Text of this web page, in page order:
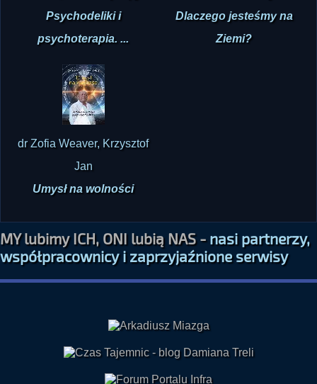
Psychodeliki i
psychoterapia. ...
Dlaczego jesteśmy na
Ziemi?
dr Zofia Weaver, Krzysztof
Jan
Umysł na wolności
MY lubimy ICH, ONI lubią NAS -nasi partnerzy,
współpracownicy i zaprzyjaźnione serwisy